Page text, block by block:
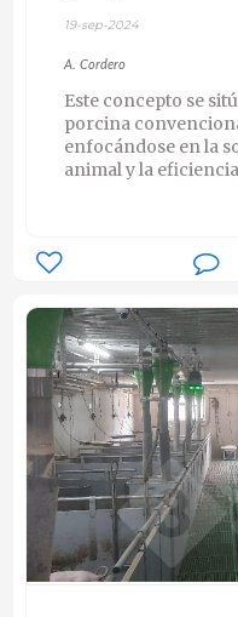
19-sep-2024
A. Cordero
Este concepto se
porcina
enfocándose en la
animal y la